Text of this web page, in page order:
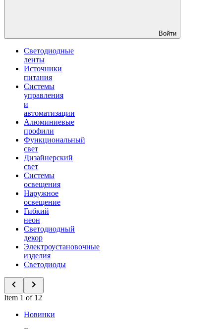
Войти
Светодиодные
ленты
Источники
питания
Системы
управления
и
автоматизации
Алюминиевые
профили
Функциональный
свет
Дизайнерский
свет
Системы
освещения
Наружное
освещение
Гибкий
неон
Светодиодный
декор
Электроустановочные
изделия
Светодиоды
Item 1 of 12
Новинки